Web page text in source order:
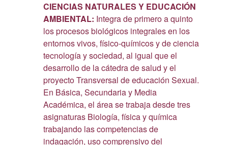
CIENCIAS NATURALES Y EDUCACIÓN
AMBIENTAL: Integra de primero a quinto
los procesos biológicos integrales en los
entornos vivos, físico-químicos y de ciencia
tecnología y sociedad, al igual que el
desarrollo de la cátedra de salud y el
proyecto Transversal de educación Sexual.
En Básica, Secundaria y Media
Académica, el área se trabaja desde tres
asignaturas Biología, física y química
trabajando las competencias de
indagación, uso comprensivo del